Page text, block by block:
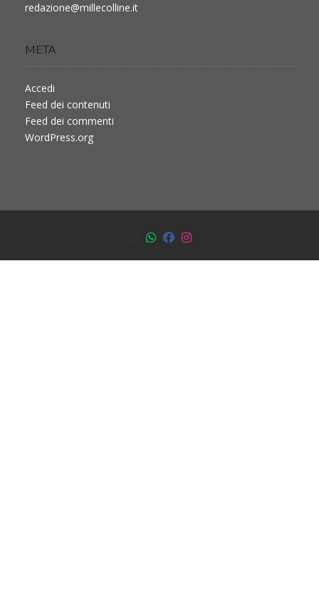
redazione@millecolline.it
META
Accedi
Feed dei contenuti
Feed dei commenti
WordPress.org